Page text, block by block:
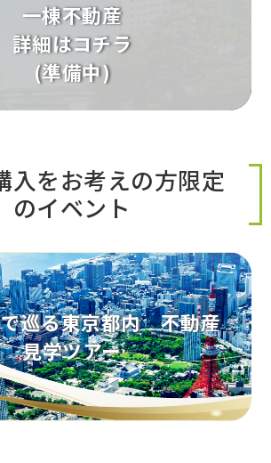
一棟不動産
詳細はコチラ
(準備中)
入をお考えの方限定
のイベント
巡る東京都内 不動産
見学ツアー